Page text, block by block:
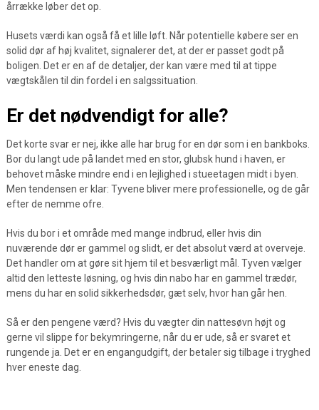
årrække løber det op.
Husets værdi kan også få et lille løft. Når potentielle købere ser en
solid dør af høj kvalitet, signalerer det, at der er passet godt på
boligen. Det er en af de detaljer, der kan være med til at tippe
vægtskålen til din fordel i en salgssituation.
Er det nødvendigt for alle?
Det korte svar er nej, ikke alle har brug for en dør som i en bankboks.
Bor du langt ude på landet med en stor, glubsk hund i haven, er
behovet måske mindre end i en lejlighed i stueetagen midt i byen.
Men tendensen er klar: Tyvene bliver mere professionelle, og de går
efter de nemme ofre.
Hvis du bor i et område med mange indbrud, eller hvis din
nuværende dør er gammel og slidt, er det absolut værd at overveje.
Det handler om at gøre sit hjem til et besværligt mål. Tyven vælger
altid den letteste løsning, og hvis din nabo har en gammel trædør,
mens du har en solid sikkerhedsdør, gæt selv, hvor han går hen.
Så er den pengene værd? Hvis du vægter din nattesøvn højt og
gerne vil slippe for bekymringerne, når du er ude, så er svaret et
rungende ja. Det er en engangudgift, der betaler sig tilbage i tryghed
hver eneste dag.